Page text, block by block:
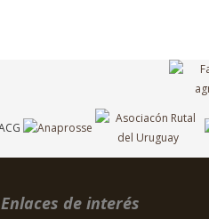
Enlaces de interés